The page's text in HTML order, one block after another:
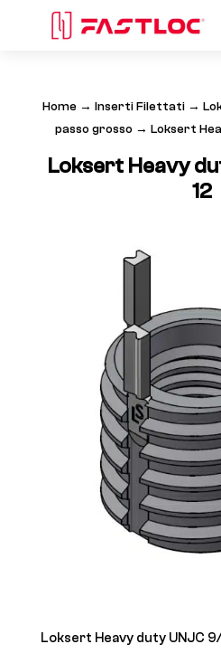
Home→ Inserti Filettati→
passo grosso → Loksert
Loksert Heavy
12
Loksert Heavy duty UNJC